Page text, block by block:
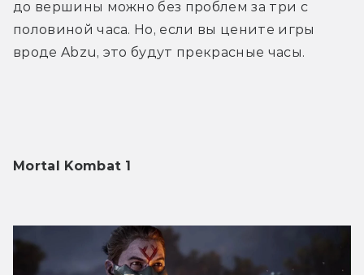
до вершины можно без проблем за три с
половиной часа. Но, если вы цените игры
вроде Abzu, это будут прекрасные часы.
Mortal Kombat 1